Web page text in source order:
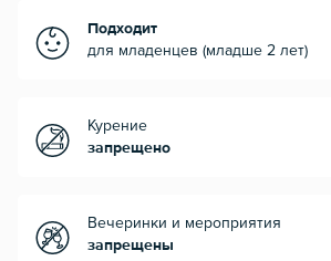
Подходит
для младенцев (младше 2 лет)
Курение
запрещено
Вечеринки и мероприятия
запрещены